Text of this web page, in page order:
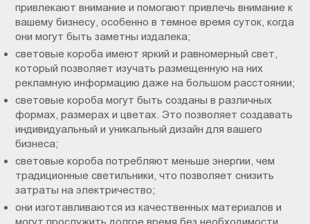
привлекают внимание и помогают привлечь внимание к
вашему бизнесу, особенно в темное время суток, когда
они могут быть заметны издалека;
световые короба имеют яркий и равномерный свет,
который позволяет изучать размещенную на них
рекламную информацию даже на большом расстоянии;
световые короба могут быть созданы в различных
формах, размерах и цветах. Это позволяет создавать
индивидуальный и уникальный дизайн для вашего
бизнеса;
световые короба потребляют меньше энергии, чем
традиционные светильники, что позволяет снизить
затраты на электричество;
они изготавливаются из качественных материалов и
могут прослужить долгое время без необходимости